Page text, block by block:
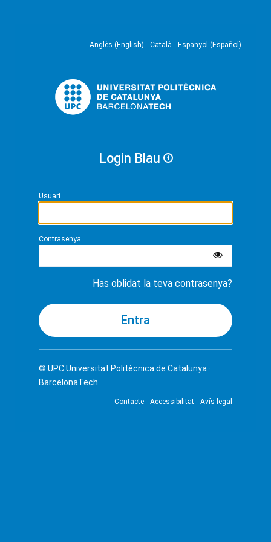
Anglès (English) Català Espanyol (Español)
Login Blau
Usuari
Contrasenya
Has oblidat la teva contrasenya?
© UPCUniversitat Politècnica de Catalunya ·
BarcelonaTech
Contacte Accessibilitat Avís legal